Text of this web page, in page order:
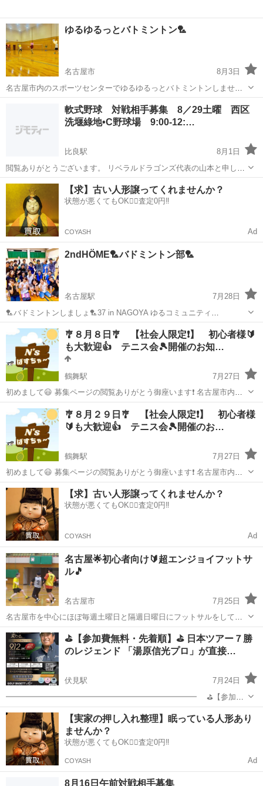
ゆるゆるっとバトミントン🏸
名古屋市
8月3日
名古屋市内のスポーツセンターでゆるゆるっとバトミントンしません
か？？？⋆⸜🏸❕⸝‍⋆ イメージは休日の公園でバトミントンするみたいに
プレイする感じなので、運動不足解消したい方もお気軽にご参加くだ
さい！🙌 経験者の方には...
名古屋市 スポーツ バトミントン
軟式野球 対戦相手募集 8／29土曜 西区
洗堰綠地•C野球場 9:00-12:…
比良駅
8月1日
閲覧ありがとうございます。 リベラルドラゴンズ代表の山本と申しま
す。 下記日程にて練習試合をして頂けるチーム様を募集いたします。
愛知 名古屋市 比良駅 スポーツ 野球場
【求】古い人形譲ってくれませんか？
状態が悪くてもOK🙆‍♀️査定0円‼️
COYASH Ad
2ndHÖME🏸バドミントン部🏸
名古屋駅
7月28日
🏸バドミントンしましょ🏸37 in NAGOYA ゆるコミュニティ
【2ndHÖME】 スポーツや、イベントなどを自分たちで開催して楽し
んでいる社会人サークルです💡 こちらはバドミントン部です💁‍♂️ みん
なでゆるっ...
愛知 名古屋市 名古屋駅 スポーツ 営利目的
🎐８月８日🎐 【社会人限定❗️】 初心者様🔰
も大歓迎👍️ テニス会🎾開催のお知…
鶴舞駅
7月27日
初めまして😃 募集ページの閲覧ありがとう御座います❗️ 名古屋市内で
社会人テニスサークルとして活動してます、【N'sぱすちゃ〜】と申し
ます🎾 どなたでも思いっきりテニスが楽しめる環境作りを届けたいと
思い、ゆるくそして細々...
愛知 名古屋市 鶴舞駅 スポーツ 社会人
🎐８月２９日🎐 【社会人限定❗️】 初心者様
🔰も大歓迎👍️ テニス会🎾開催のお…
鶴舞駅
7月27日
初めまして😃 募集ページの閲覧ありがとう御座います❗️ 名古屋市内で
社会人テニスサークルとして活動してます、【N'sぱすちゃ〜】と申し
ます🎾 どなたでも思いっきりテニスが楽しめる環境作りを届けたいと
思い、ゆるくそして細々...
愛知 名古屋市 鶴舞駅 スポーツ 社会人
【求】古い人形譲ってくれませんか？
状態が悪くてもOK🙆‍♀️査定0円‼️
COYASH Ad
名古屋🌟初心者向け🔰超エンジョイフットサ
ル🎵
名古屋市
7月25日
名古屋市を中心にほぼ毎週土曜日と隔週日曜日にフットサルをしてま
す！ 空調完備の体育館でやっているので天候も気温も気にせずにフッ
トサルできますよ☺️ 地元出身はもちろん県外出身も多く、寂しがりな
方や人見知りな方でも...
愛知 名古屋市 スポーツ 60代
⛳【参加費無料・先着順】⛳ 日本ツアー７勝
のレジェンド 「湯原信光プロ」が直接…
伏見駅
7月24日
━━━━━━━━━━━━━━━━━━━━━━━━━ ⛳【参加費
無料・先着順】⛳ 日本ツアー７勝のレジェンド 「湯原信光プロ」
が直接指導！ あなたのゴルフが変わる特別レッスン 《９/１２
（土）名古屋・錦 開...
愛知 名古屋市 伏見駅 スポーツ 無料
【実家の押し入れ整理】眠っている人形あり
ませんか？
状態が悪くてもOK🙆‍♀️査定0円‼️
COYASH Ad
8月16日午前対戦相手募集